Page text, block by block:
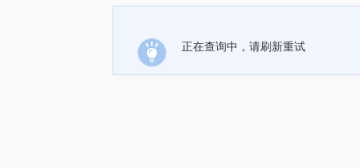
正在查询中，请刷新重试